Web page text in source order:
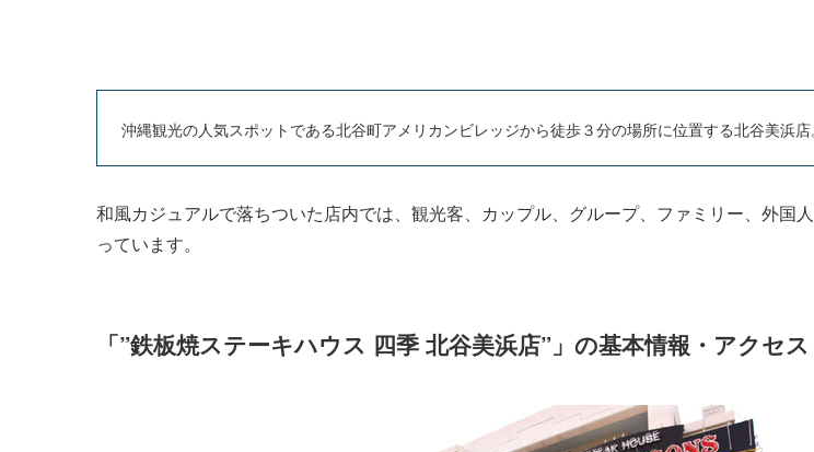
沖縄観光の人気スポットである北谷町アメリカンビレッジから徒歩３分の場所に位置する北谷美浜店。
和風カジュアルで落ちついた店内では、観光客、カップル、グループ、ファミリー、外国
っています。
「”鉄板焼ステーキハウス 四季 北谷美浜店”」の基本情報・アクセス